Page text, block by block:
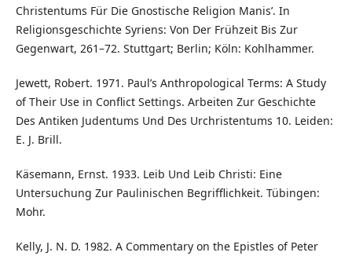
Christentums Für Die Gnostische Religion Manis’. In
Religionsgeschichte Syriens: Von Der Frühzeit Bis Zur
Gegenwart, 261–72. Stuttgart; Berlin; Köln: Kohlhammer.
Jewett, Robert. 1971. Paul’s Anthropological Terms: A Study
of Their Use in Conflict Settings. Arbeiten Zur Geschichte
Des Antiken Judentums Und Des Urchristentums 10. Leiden:
E. J. Brill.
Käsemann, Ernst. 1933. Leib Und Leib Christi: Eine
Untersuchung Zur Paulinischen Begrifflichkeit. Tübingen:
Mohr.
Kelly, J. N. D. 1982. A Commentary on the Epistles of Peter